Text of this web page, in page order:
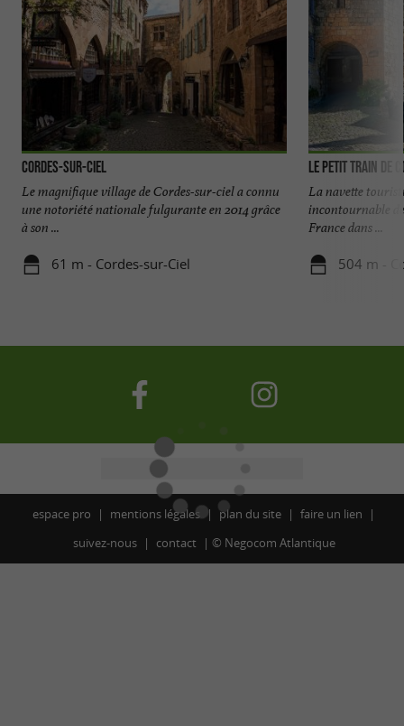
Cordes-sur-ciel
Le magnifique village de Cordes-sur-ciel a connu
une notoriété nationale fulgurante en 2014 grâce
à son ...
61 m - Cordes-sur-Ciel
Le Petit Train de
La navette
incontournable
France dans ...
504 m -
espace pro mentions légales plan du site
faire un lien
suivez-nous
contact © Negocom Atlantique